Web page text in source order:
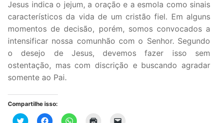
Jesus indica o jejum, a oração e a esmola como sinais
característicos da vida de um cristão fiel. Em alguns
momentos de decisão, porém, somos convocados a
intensificar nossa comunhão com o Senhor. Segundo
o desejo de Jesus, devemos fazer isso sem
ostentação, mas com discrição e buscando agradar
somente ao Pai.
Compartilhe isso:
Clique Clique Clique Clique